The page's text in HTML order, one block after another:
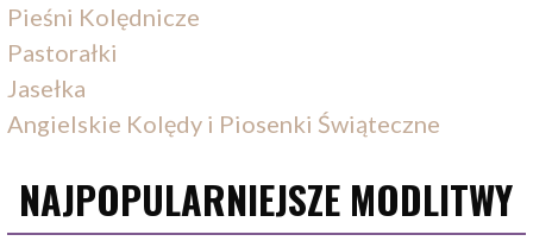
Pieśni Kolędnicze
Pastorałki
Jasełka
Angielskie Kolędy i Piosenki Świąteczne
NAJPOPULARNIEJSZE MODLITWY